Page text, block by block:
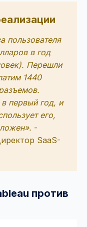
пользователя
в год
Перешли
1440
первый год, и
его,
-
SaaS-
против